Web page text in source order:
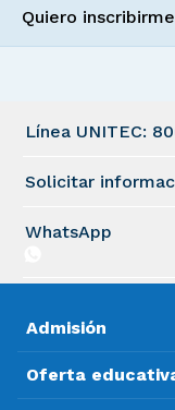
Quiero
Línea UNITEC:
Solicitar
WhatsApp
Admisión
Oferta